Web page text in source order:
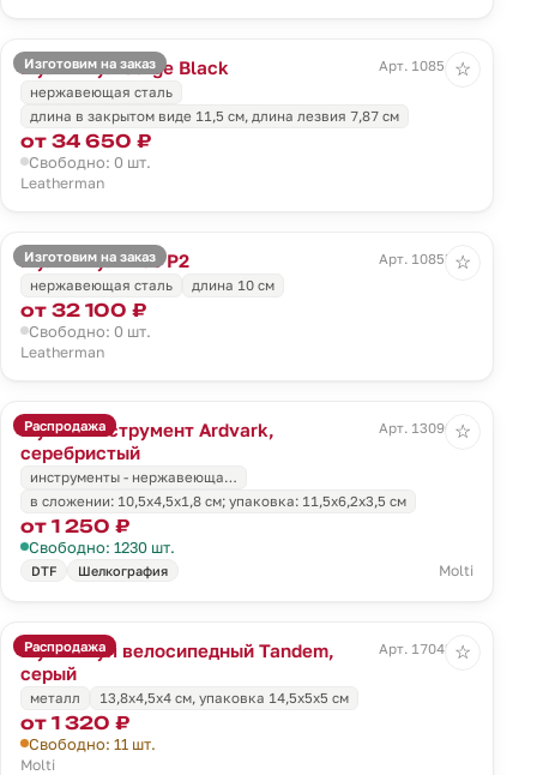
Изготовим на заказ
Мультитул Surge Black
Арт. 10854.30
нержавеющая сталь
длина в закрытом виде 11,5 cм, длина лезвия 7,87 cм
от 34 650 ₽
Свободно: 0 шт.
Leatherman
☆
Изготовим на заказ
Мультитул Free P2
Арт. 10855.10
нержавеющая сталь
длина 10 см
от 32 100 ₽
Свободно: 0 шт.
Leatherman
☆
Распродажа
Мультиинструмент Ardvark,
серебристый
Арт. 13090.10
инструменты - нержавеюща…
в сложении: 10,5х4,5х1,8 см; упаковка: 11,5х6,2х3,5 см
от 1 250 ₽
Свободно: 1230 шт.
DTF Шелкография Molti
☆
Распродажа
Мультитул велосипедный Tandem,
серый
Арт. 17042.10
металл 13,8x4,5x4 см, упаковка 14,5х5х5 см
от 1 320 ₽
Свободно: 11 шт.
Molti
☆